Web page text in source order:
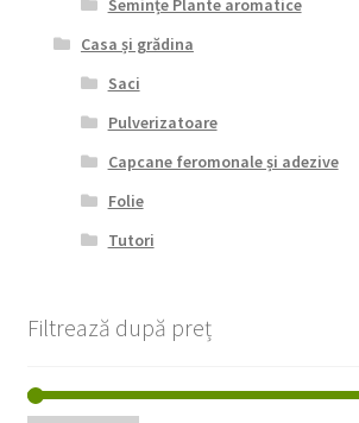
Semințe Plante aromatice
Casa și grădina
Saci
Pulverizatoare
Capcane feromonale și adezive
Folie
Tutori
Filtrează după preț